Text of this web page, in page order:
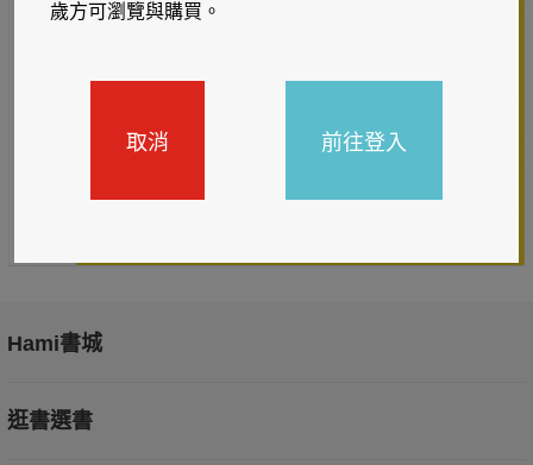
歲方可瀏覽與購買。
取消 前往登入
Hami書城
逛書選書